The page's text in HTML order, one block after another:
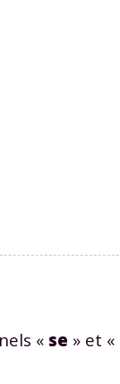
« se » et «